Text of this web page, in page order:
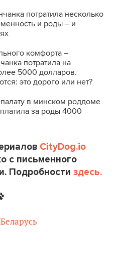
потратила несколько
и роды – и
комфорта –
потратила на
5000 долларов.
это дорого или нет?
в минском роддоме
за роды 4000
CityDog.io
с письменного
Подробности здесь.